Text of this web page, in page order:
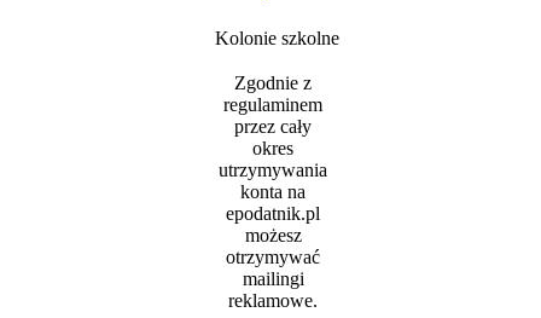
Kolonie szkolne
Zgodnie z
regulaminem
przez cały
okres
utrzymywania
konta na
epodatnik.pl
możesz
otrzymywać
mailingi
reklamowe.